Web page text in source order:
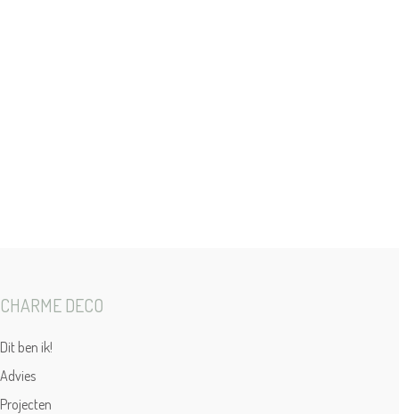
CHARME DECO
Dit ben ik!
Advies
Projecten